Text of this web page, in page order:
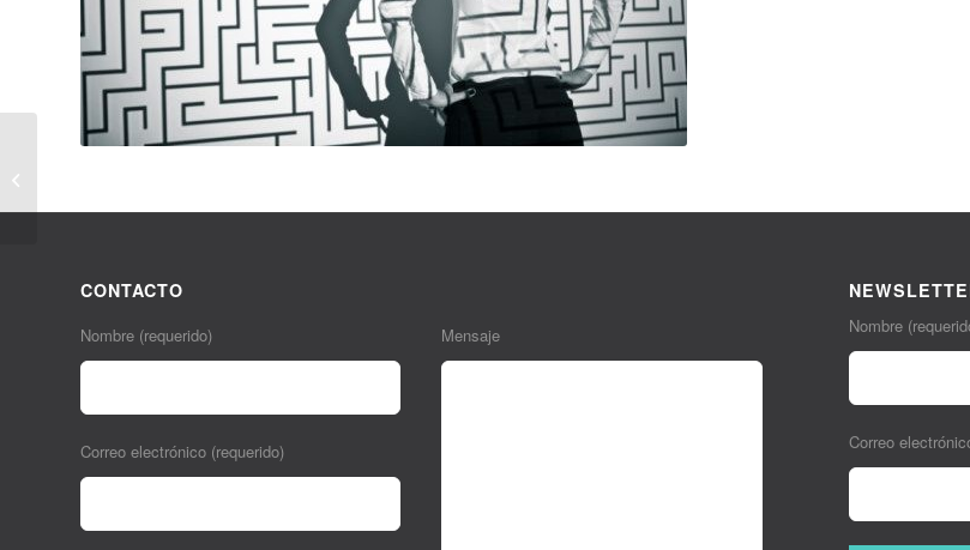
CONTACTO
Nombre (requerido)
Correo electrónico (requerido)
Mensaje Nombre
Correo
Newsletter 49 – Enero